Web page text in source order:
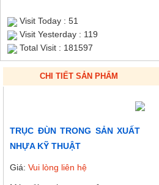
Visit Today : 51
Visit Yesterday : 119
Total Visit : 181597
CHI TIẾT SẢN PHẨM
TRỤC ĐÙN TRONG SẢN XUẤT
NHỰA KỸ THUẬT
Giá: Vui lòng liên hệ